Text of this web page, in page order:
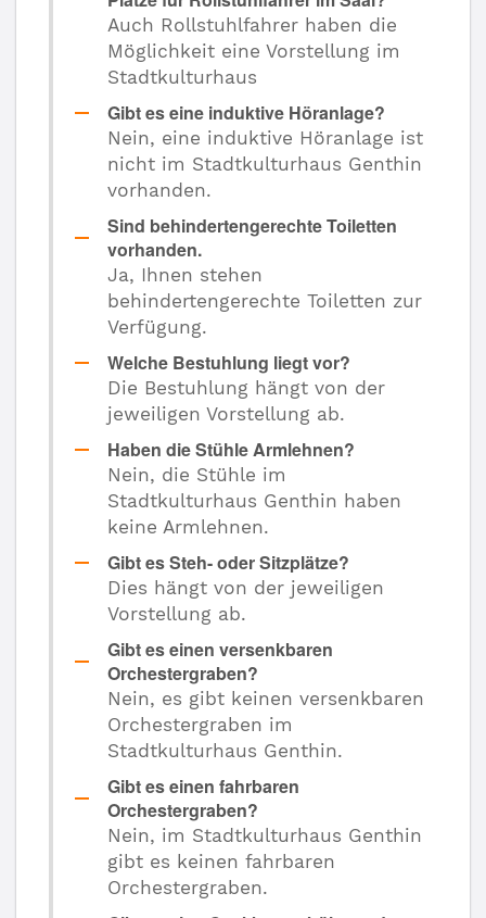
Auch Rollstuhlfahrer haben die
Möglichkeit eine Vorstellung im
Stadtkulturhaus
Gibt es eine induktive Höranlage?
Nein, eine induktive Höranlage ist
nicht im Stadtkulturhaus Genthin
vorhanden.
Sind behindertengerechte Toiletten
vorhanden.
Ja, Ihnen stehen
behindertengerechte Toiletten zur
Verfügung.
Welche Bestuhlung liegt vor?
Die Bestuhlung hängt von der
jeweiligen Vorstellung ab.
Haben die Stühle Armlehnen?
Nein, die Stühle im
Stadtkulturhaus Genthin haben
keine Armlehnen.
Gibt es Steh- oder Sitzplätze?
Dies hängt von der jeweiligen
Vorstellung ab.
Gibt es einen versenkbaren
Orchestergraben?
Nein, es gibt keinen versenkbaren
Orchestergraben im
Stadtkulturhaus Genthin.
Gibt es einen fahrbaren
Orchestergraben?
Nein, im Stadtkulturhaus Genthin
gibt es keinen fahrbaren
Orchestergraben.